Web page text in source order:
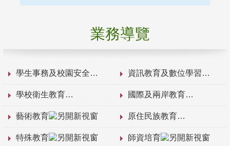
業務導覽
學生事務及校園安全 資訊教育及數位學習
學校衛生教育 國際及兩岸教育
藝術教育 原住民族教育
特殊教育 師資培育